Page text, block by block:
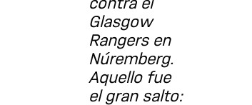
Glasgow
Rangers en
Núremberg.
Aquello fue
el gran salto: